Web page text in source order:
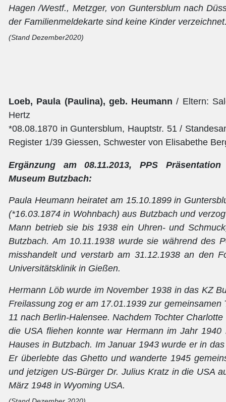
Hagen /Westf., Metzger, von Guntersblum nach
der Familienmeldekarte sind keine Kinder
(Stand Dezember2020)
Loeb, Paula (Paulina), geb. Heumann/ Eltern:
Hertz
*08.08.1870 in Guntersblum, Hauptstr. 51 /
Register 1/39 Giessen, Schwester von Elisabethe
Ergänzung am 08.11.2013, PPS
Museum Butzbach:
Paula Heumann heiratet am 15.10.1899 in
(*16.03.1874 in Wohnbach) aus Butzbach und
Mann betrieb sie bis 1938 ein Uhren- und
Butzbach. Am 10.11.1938 wurde sie während des
misshandelt und verstarb am 31.12.1938 an den
Universitätsklinik in Gießen.
Hermann Löb wurde im November 1938 in das KZ
Freilassung zog er am 17.01.1939 zur gemeinsamen
11 nach Berlin-Halensee. Nachdem Tochter
die USA fliehen konnte war Hermann im Jahr
Hauses in Butzbach. Im Januar 1943 wurde er in
Er überlebte das Ghetto und wanderte 1945
und jetzigen US-Bürger Dr. Julius Kratz in die USA
März 1948 in Wyoming USA.